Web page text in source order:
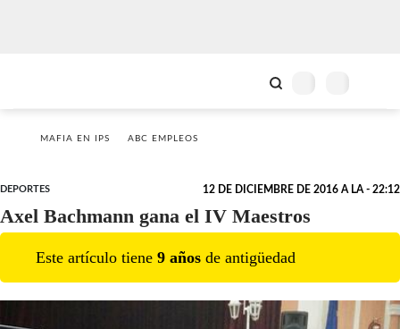
MAFIA EN IPS ABC EMPLEOS
DEPORTES 12 DE DICIEMBRE DE 2016 A LA - 22:12
Axel Bachmann gana el IV Maestros
Este artículo tiene 9 años de antigüedad